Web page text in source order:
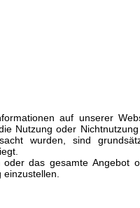
auf unserer
Nutzung oder
wurden, sind
das gesamte Angebot